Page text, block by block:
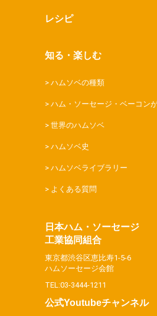
レシピ
知る・楽しむ
ハムソベの種類
ハム・ソーセージ・ベーコン
世界のハムソベ
ハムソベ史
ハムソベライブラリー
よくある質問
日本ハム・ソーセージ
工業協同組合
東京都渋谷区恵比寿1-5-6
ハムソーセージ会館
TEL:03-3444-1211
公式Youtubeチャンネル